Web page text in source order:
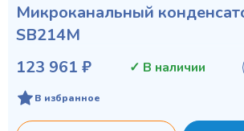
Микроканальный
SB214M
123 961 ₽
✓ В наличии
В избранное